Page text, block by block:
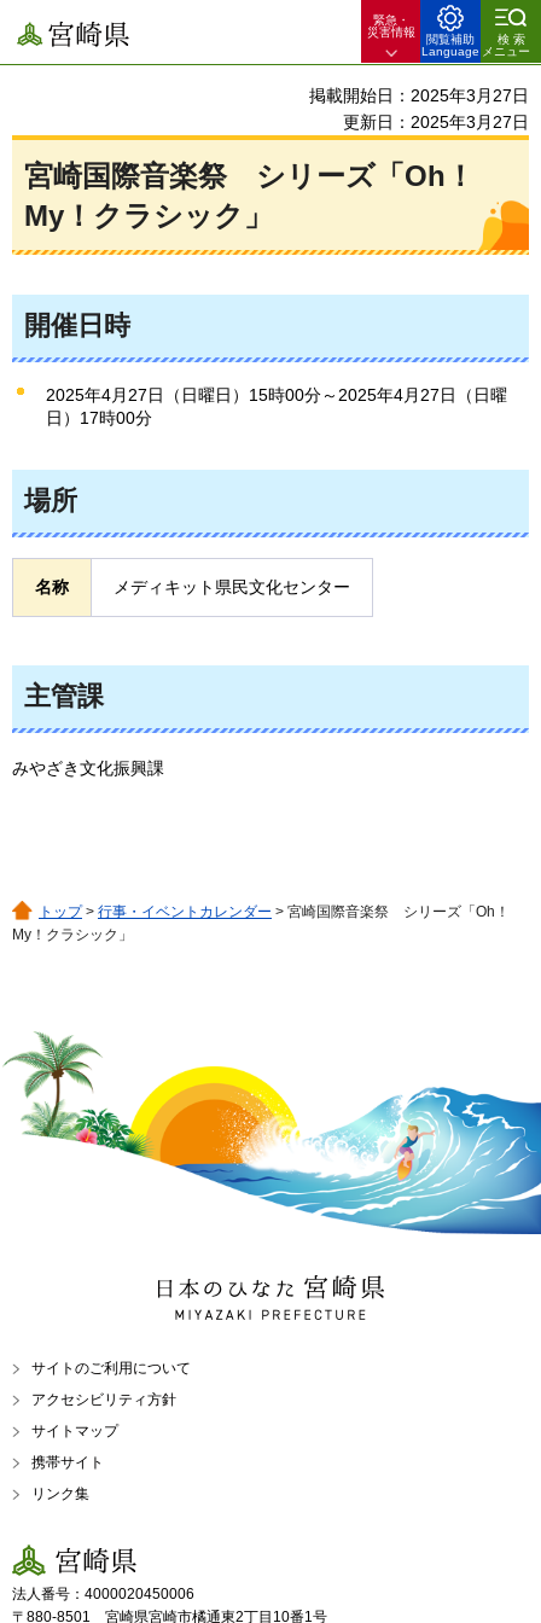
宮崎県
緊急・
災害情報
閲覧補助
Language
検索
メニュー
掲載開始日：2025年3月27日
更新日：2025年3月27日
宮崎国際音楽祭 シリーズ「Oh！
My！クラシック」
開催日時
2025年4月27日（日曜日）15時00分～2025年4月27日（日曜
日）17時00分
場所
名称 メディキット県民文化センター
主管課
みやざき文化振興課
トップ> 行事・イベントカレンダー > 宮崎国際音楽祭 シリーズ「Oh！
My！クラシック」
日本のひなた 宮崎県
MIYAZAKI PREFECTURE
サイトのご利用について
アクセシビリティ方針
サイトマップ
携帯サイト
リンク集
宮崎県
法人番号：4000020450006
〒880-8501 宮崎県宮崎市橘通東2丁目10番1号